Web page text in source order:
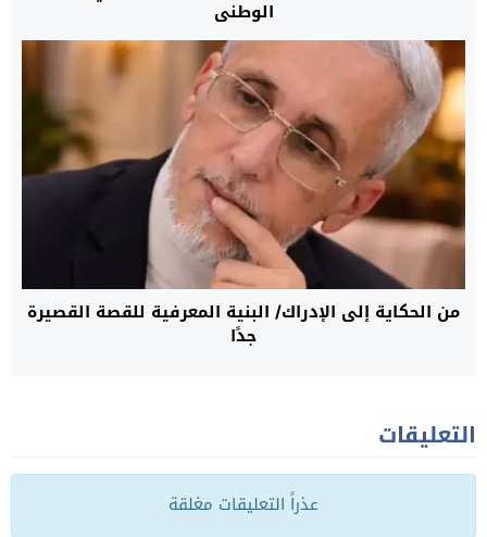
الوطني
من الحكاية إلى الإدراك/ البنية المعرفية للقصة القصيرة
جدًا
التعليقات
عذراً التعليقات مغلقة